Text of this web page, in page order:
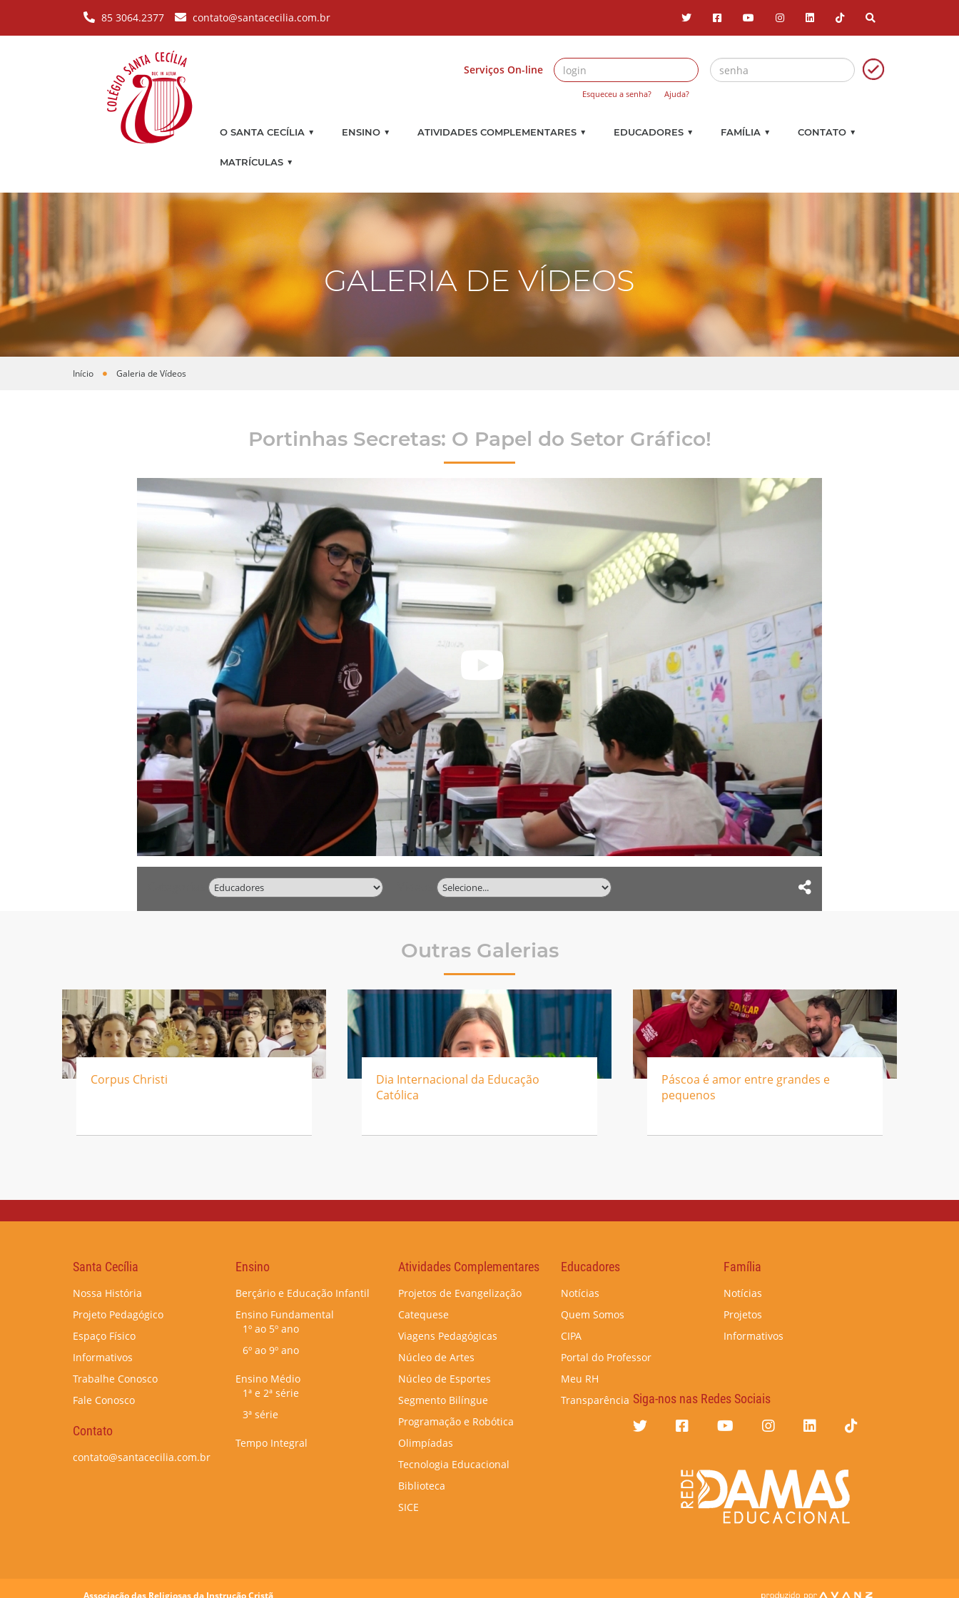
85 3064.2377 contato@santacecilia.com.br
Serviços On-line
Esqueceu a senha? Ajuda?
O SANTA CECÍLIA ▼ ENSINO ▼ ATIVIDADES COMPLEMENTARES ▼ EDUCADORES ▼ FAMÍLIA ▼ CONTATO ▼
MATRÍCULAS ▼
GALERIA DE VÍDEOS
Você está aqui
Início Galeria de Vídeos
Portinhas Secretas: O Papel do Setor Gráfico!
Outras Galerias
Corpus Christi
Dia Internacional da Educação
Católica
Páscoa é amor entre grandes e
pequenos
Santa Cecília
Nossa História
Projeto Pedagógico
Espaço Físico
Informativos
Trabalhe Conosco
Fale Conosco
Contato
contato@santacecilia.com.br
Ensino
Berçário e Educação Infantil
Ensino Fundamental
1º ao 5º ano
6º ao 9º ano
Ensino Médio
1ª e 2ª série
3ª série
Tempo Integral
Atividades Complementares
Projetos de Evangelização
Catequese
Viagens Pedagógicas
Núcleo de Artes
Núcleo de Esportes
Segmento Bilíngue
Programação e Robótica
Olimpíadas
Tecnologia Educacional
Biblioteca
SICE
Educadores
Notícias
Quem Somos
CIPA
Portal do Professor
Meu RH
Transparência
Família
Notícias
Projetos
Informativos
Siga-nos nas Redes Sociais
Associação das Religiosas da Instrução Cristã